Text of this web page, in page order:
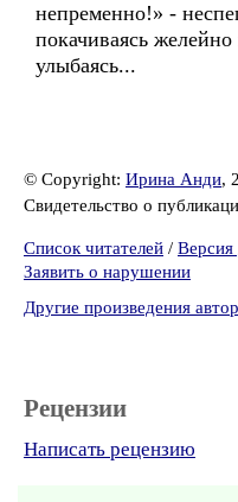
непременно!» -
покачиваясь желейно
улыбаясь...
© Copyright: Ирина Анди,
Свидетельство о
Список читателей / Версия
Заявить о нарушении
Другие произведения
Рецензии
Написать рецензию